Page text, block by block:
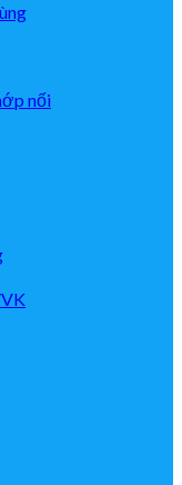
nối